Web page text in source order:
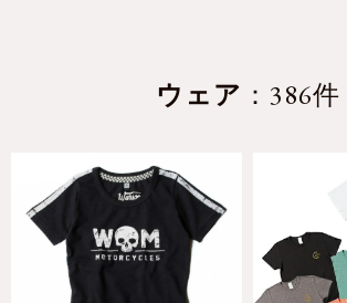
ウェア ：386件